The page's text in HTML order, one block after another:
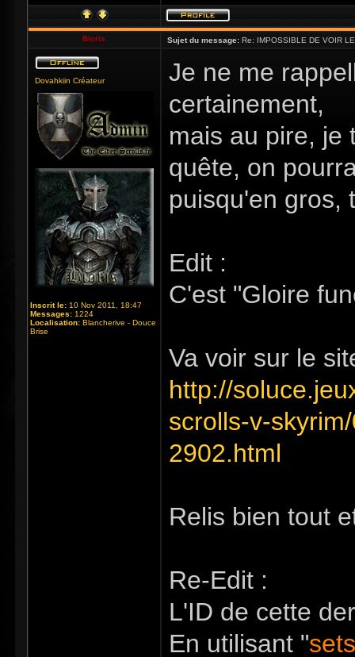
Bioris Sujet du message: Re: IMPOSSIBLE DE VOIR
Dovahkiin Créateur
Inscrit le: 10 Nov 2011, 18:47
Messages: 1224
Localisation: Blancherive - Douce
Brise
Je ne me
certainement,
mais au pire, je
quête, on
puisqu'en
Edit :
C'est "Gloire
Va voir sur le
http://
scrolls-v-
2902.html
Relis bien tout
Re-Edit :
L'ID de cette
En utilisant "